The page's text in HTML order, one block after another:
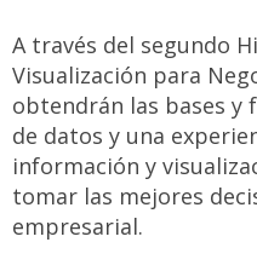
A través del segundo
Visualización para
obtendrán las bases y
de datos y una
información y
tomar las mejores
empresarial.